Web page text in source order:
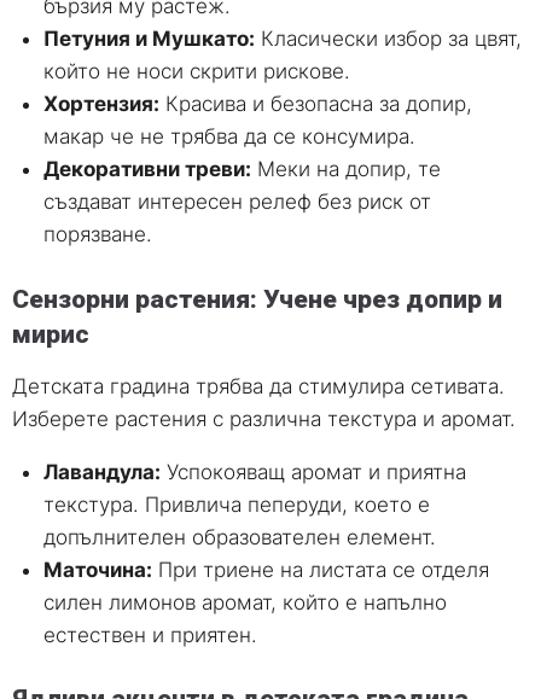
бързия му растеж.
Петуния и Мушкато: Класически избор за цвят,
който не носи скрити рискове.
Хортензия: Красива и безопасна за допир,
макар че не трябва да се консумира.
Декоративни треви: Меки на допир, те
създават интересен релеф без риск от
порязване.
Сензорни растения: Учене чрез допир и
мирис
Детската градина трябва да стимулира сетивата.
Изберете растения с различна текстура и аромат.
Лавандула: Успокояващ аромат и приятна
текстура. Привлича пеперуди, което е
допълнителен образователен елемент.
Маточина: При триене на листата се отделя
силен лимонов аромат, който е напълно
естествен и приятен.